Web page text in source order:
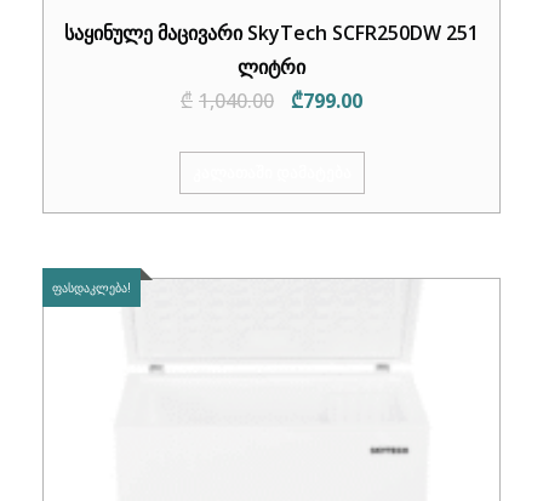
საყინულე მაცივარი SkyTech SCFR250DW 251
ლიტრი
₾ 1,040.00
Original
₾1,040.00.
₾799.00Current
₾799.00.
ᲤᲐᲡᲓᲐᲙᲚᲔᲑᲐ!